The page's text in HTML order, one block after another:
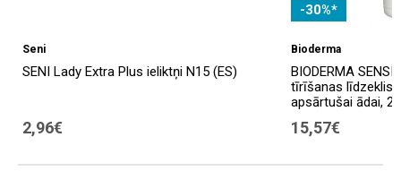
Seni
SENI Lady Extra Plus ieliktņi N15 (ES)
2,96€
-30%*
Bioderma
BIODERMA
tīrīšanas līdzeklis
apsārtušai ādai,
15,57€